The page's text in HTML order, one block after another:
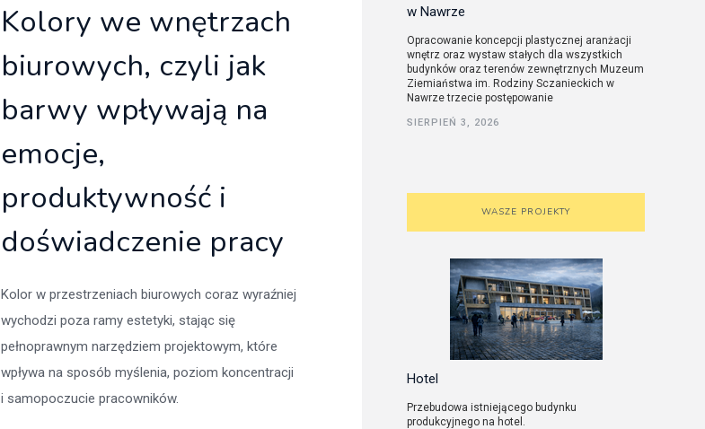
Kolory we wnętrzach
biurowych, czyli jak
barwy wpływają na
emocje,
produktywność i
doświadczenie pracy
Kolor w przestrzeniach biurowych coraz wyraźniej
wychodzi poza ramy estetyki, stając się
pełnoprawnym narzędziem projektowym, które
wpływa na sposób myślenia, poziom koncentracji
i samopoczucie pracowników.
w Nawrze
Opracowanie koncepcji plastycznej aranżacji
wnętrz oraz wystaw stałych dla wszystkich
budynków oraz terenów zewnętrznych Muzeum
Ziemiaństwa im. Rodziny Sczanieckich w
Nawrze trzecie postępowanie
SIERPIEŃ 3, 2026
WASZE PROJEKTY
Hotel
Przebudowa istniejącego budynku
produkcyjnego na hotel.